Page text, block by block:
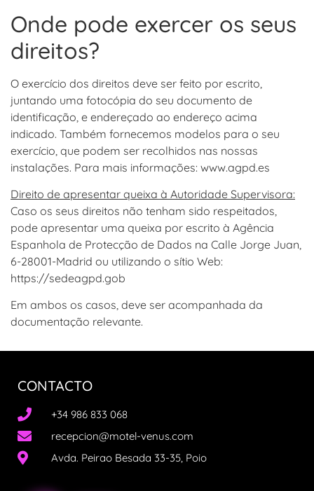
Onde pode exercer os seus
direitos?
O exercício dos direitos deve ser feito por escrito,
juntando uma fotocópia do seu documento de
identificação, e endereçado ao endereço acima
indicado. Também fornecemos modelos para o seu
exercício, que podem ser recolhidos nas nossas
instalações. Para mais informações: www.agpd.es
Direito de apresentar queixa à Autoridade Supervisora:
Caso os seus direitos não tenham sido respeitados,
pode apresentar uma queixa por escrito à Agência
Espanhola de Protecção de Dados na Calle Jorge Juan,
6-28001-Madrid ou utilizando o sítio Web:
https://sedeagpd.gob
Em ambos os casos, deve ser acompanhada da
documentação relevante.
CONTACTO
+34 986 833 068
recepcion@motel-venus.com
Avda. Peirao Besada 33-35, Poio